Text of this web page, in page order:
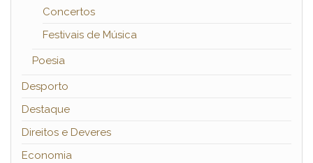
Concertos
Festivais de Música
Poesia
Desporto
Destaque
Direitos e Deveres
Economia